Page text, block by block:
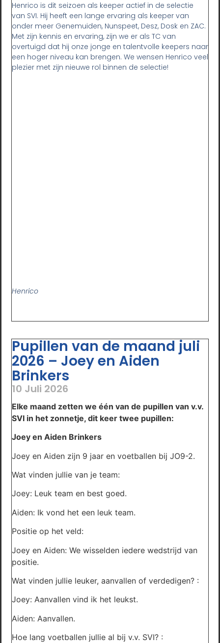
Henrico is dit seizoen als keeper actief in de selectie
van SVI. Hij heeft een lange ervaring als keeper van
onder meer Genemuiden, Nunspeet, Desz, Dosk en ZAC.
Met zijn kennis en ervaring, zijn we er als TC van
overtuigd dat hij onze jonge en talentvolle keepers naar
een hoger niveau kan brengen. We wensen Henrico veel
plezier met zijn nieuwe rol binnen de selectie!
Henrico
Pupillen van de maand juli
2026 – Joey en Aiden
Brinkers
10 Juli 2026
Elke maand zetten we één van de pupillen van v.v.
SVI in het zonnetje, dit keer twee pupillen:
Joey en Aiden Brinkers
Joey en Aiden zijn 9 jaar en voetballen bij JO9-2.
Wat vinden jullie van je team:
Joey: Leuk team en best goed.
Aiden: Ik vond het een leuk team.
Positie op het veld:
Joey en Aiden: We wisselden iedere wedstrijd van
positie.
Wat vinden jullie leuker, aanvallen of verdedigen? :
Joey: Aanvallen vind ik het leukst.
Aiden: Aanvallen.
Hoe lang voetballen jullie al bij v.v. SVI? :